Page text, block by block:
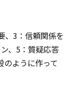
、3：信頼関係を
、5：質疑応答
のように作って